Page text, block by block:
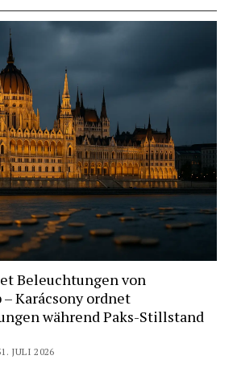
Beleuchtungen von
Karácsony ordnet
während Paks-Stillstand
JULI 2026